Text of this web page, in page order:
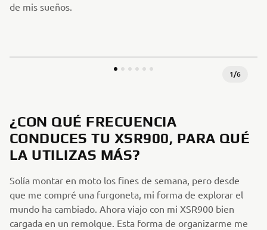
de mis sueños.
1/6
¿CON QUÉ FRECUENCIA
CONDUCES TU XSR900, PARA QUÉ
LA UTILIZAS MÁS?
Solía montar en moto los fines de semana, pero desde
que me compré una furgoneta, mi forma de explorar el
mundo ha cambiado. Ahora viajo con mi XSR900 bien
cargada en un remolque. Esta forma de organizarme me